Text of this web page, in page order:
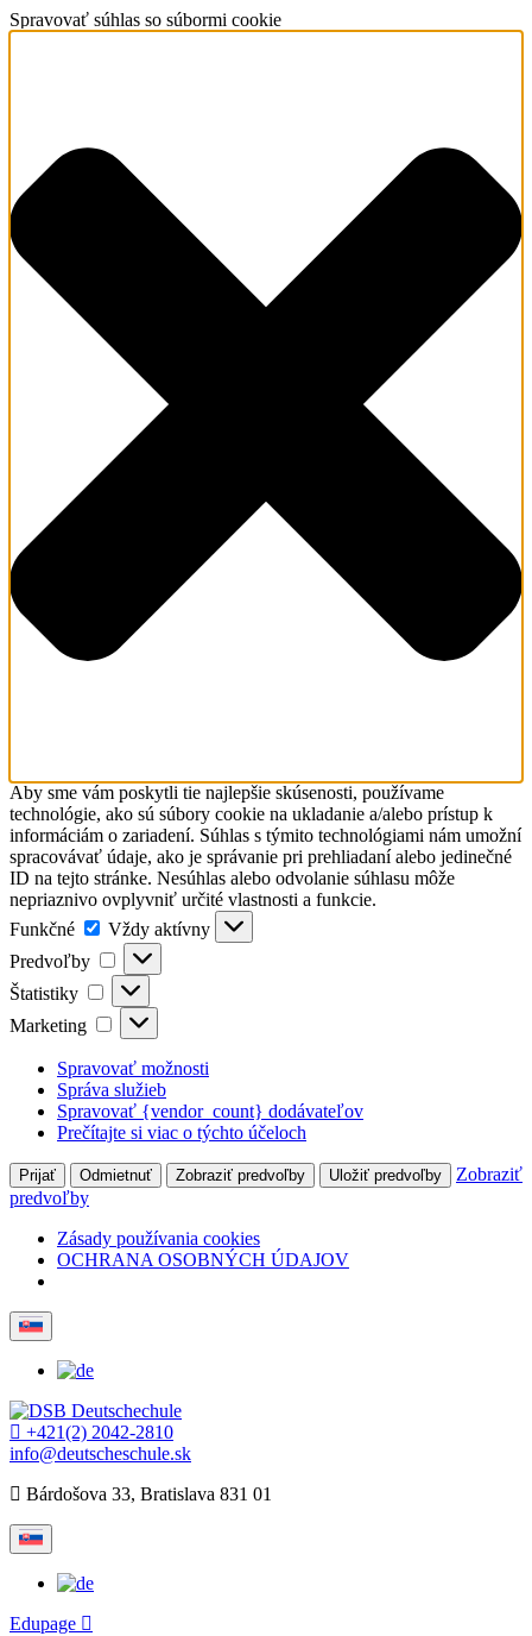
Spravovať súhlas so súbormi cookie
Aby sme vám poskytli tie najlepšie skúsenosti, používame
technológie, ako sú súbory cookie na ukladanie a/alebo prístup k
informáciám o zariadení. Súhlas s týmito technológiami nám umožní
spracovávať údaje, ako je správanie pri prehliadaní alebo jedinečné
ID na tejto stránke. Nesúhlas alebo odvolanie súhlasu môže
nepriaznivo ovplyvniť určité vlastnosti a funkcie.
Funkčné
Funkčné
Vždy aktívny
Predvoľby
Predvoľby
Štatistiky Štatistiky
Marketing Marketing
Spravovať možnosti
Správa služieb
Spravovať {vendor_count} dodávateľov
Prečítajte si viac o týchto účeloch
Prijať Odmietnuť Zobraziť predvoľby Uložiť predvoľby
Zobraziť
predvoľby
Zásady používania cookies
OCHRANA OSOBNÝCH ÚDAJOV
+421(2) 2042-2810
info@deutscheschule.sk
Bárdošova 33, Bratislava 831 01
Edupage